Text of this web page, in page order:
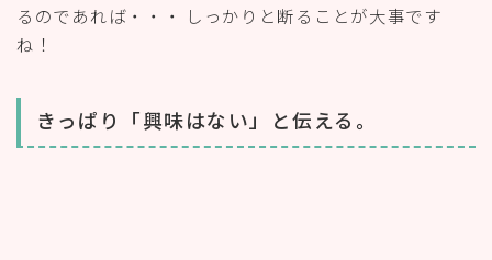
るのであれば・・・ しっかりと断ることが大事です
ね！
きっぱり「興味はない」と伝える。